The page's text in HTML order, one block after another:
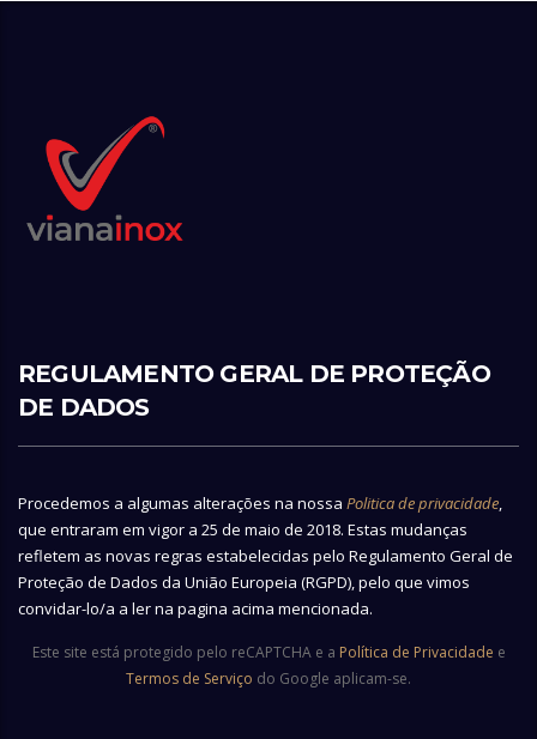
REGULAMENTO GERAL DE PROTEÇÃO
DE DADOS
Procedemos a algumas alterações na nossa Politica de privacidade,
que entraram em vigor a 25 de maio de 2018. Estas mudanças
refletem as novas regras estabelecidas pelo Regulamento Geral de
Proteção de Dados da União Europeia (RGPD), pelo que vimos
convidar-lo/a a ler na pagina acima mencionada.
Este site está protegido pelo reCAPTCHA e a Política de Privacidade e
Termos de Serviço do Google aplicam-se.